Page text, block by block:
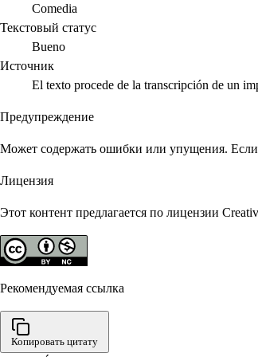
Comedia
Текстовый статус
Bueno
Источник
El texto procede de la transcripción de un
Предупреждение
Может содержать ошибки или упущения. Если
Лицензия
Этот контент предлагается по лицензии
Рекомендуемая ссылка
Копировать цитату